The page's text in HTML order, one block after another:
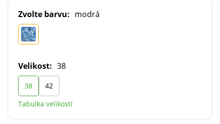
Zvolte barvu: modrá
Velikost: 38
38
42
Tabulka velikostí